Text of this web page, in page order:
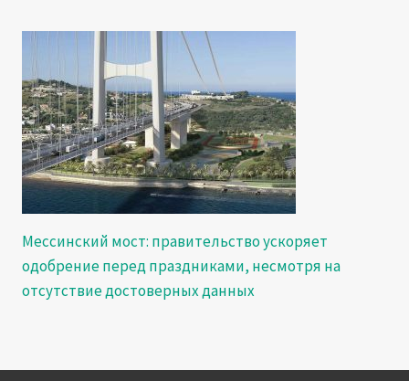
Мессинский мост: правительство ускоряет
одобрение перед праздниками, несмотря на
отсутствие достоверных данных